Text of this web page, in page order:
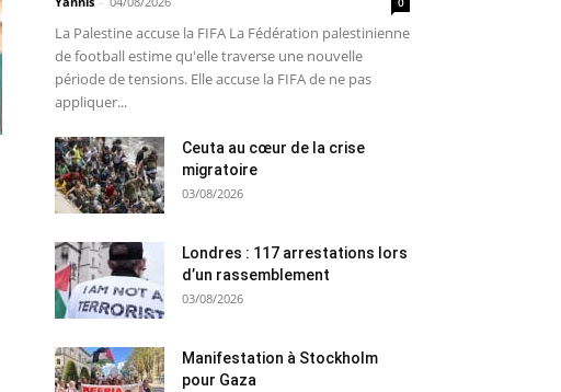
La Palestine accuse la FIFA La Fédération palestinienne
de football estime qu'elle traverse une nouvelle
période de tensions. Elle accuse la FIFA de ne pas
appliquer...
Ceuta au cœur de la crise
migratoire
03/08/2026
Londres : 117 arrestations lors
d’un rassemblement
03/08/2026
Manifestation à Stockholm
pour Gaza